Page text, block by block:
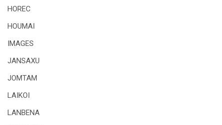
HOREC
HOUMAI
IMAGES
JANSAXU
JOMTAM
LAIKOI
LANBENA